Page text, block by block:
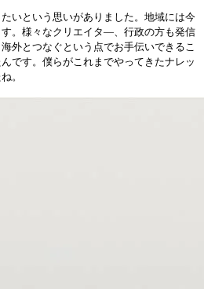
いという思いがありました。地域には今
。様々なクリエイタ―、行政の方も発信
外とつなぐという点でお手伝いできるこ
です。僕らがこれまでやってきたナレッ
。